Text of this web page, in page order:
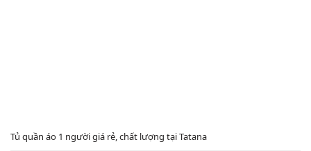
Tủ quần áo 1 người giá rẻ, chất lượng tại Tatana